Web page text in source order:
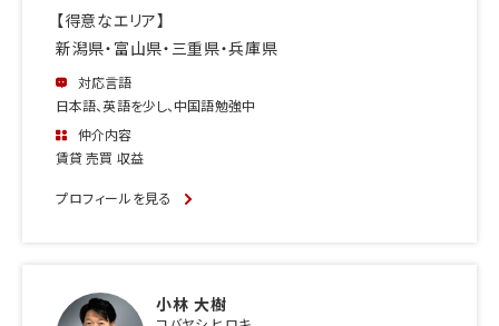
【得意なエリア】
新潟県・富山県・三重県・兵庫県
対応言語
日本語、英語を少し、中国語勉強中
仲介内容
賃貸 売買 収益
プロフィールを見る
小林 大樹